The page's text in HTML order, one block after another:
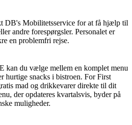
DB's Mobilitetsservice for at få hjælp til
andre forespørgsler. Personalet er
en problemfri rejse.
kan du vælge mellem en komplet menu
hurtige snacks i bistroen. For First
mad og drikkevarer direkte til dit
der opdateres kvartalsvis, byder på
muligheder.